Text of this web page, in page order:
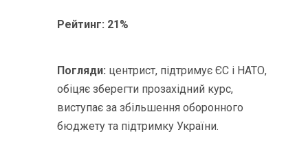
Рейтинг: 21%
Погляди: центрист, підтримує ЄС і НАТО,
обіцяє зберегти прозахідний курс,
виступає за збільшення оборонного
бюджету та підтримку України.